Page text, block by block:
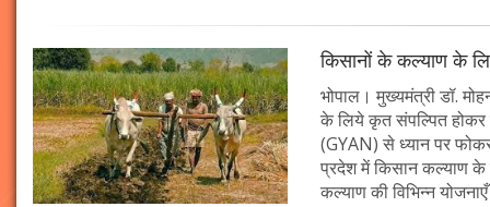
किसानों के कल्याण के
भोपाल। मुख्यमंत्री डॉ.
के लिये कृत संपल्पित होकर
(GYAN) से ध्यान पर
प्रदेश में किसान कल्याण के
कल्याण की विभिन्न